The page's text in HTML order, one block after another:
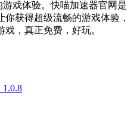
果显著，快速解决掉线，跳
戏体验。快喵加速器官网是
获得超级流畅的游戏体验，
，真正免费，好玩。